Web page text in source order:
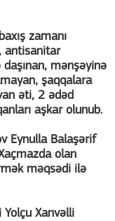
zamanı
antisanitar
mənşəyinə
şaqqalara
əti, 2 ədəd
aşkar olunub.
Eynulla Balaşərif
olan
məqsədi ilə
Xanvəlli